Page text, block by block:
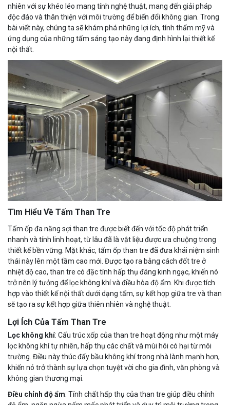
nhiên với sự khéo léo mang tính nghệ thuật, mang đến giải pháp
độc đáo và thân thiện với môi trường để biến đổi không gian. Trong
bài viết này, chúng ta sẽ khám phá những lợi ích, tính thẩm mỹ và
ứng dụng của những tấm sáng tạo này đang định hình lại thiết kế
nội thất.
Tìm Hiểu Về Tấm Than Tre
Tấm ốp đa năng sợi than tre được biết đến với tốc độ phát triển
nhanh và tính linh hoạt, từ lâu đã là vật liệu được ưa chuộng trong
thiết kế bền vững. Mặt khác, tấm ốp than tre đã đưa khái niệm sinh
thái này lên một tầm cao mới. Được tạo ra bằng cách đốt tre ở
nhiệt độ cao, than tre có đặc tính hấp thụ đáng kinh ngạc, khiến nó
trở nên lý tưởng để lọc không khí và điều hòa độ ẩm. Khi được tích
hợp vào thiết kế nội thất dưới dạng tấm, sự kết hợp giữa tre và than
sẽ tạo ra sự kết hợp giữa thiên nhiên và nghệ thuật.
Lợi Ích Của Tấm Than Tre
Lọc không khí: Cấu trúc xốp của than tre hoạt động như một máy
lọc không khí tự nhiên, hấp thụ các chất và mùi hôi có hại từ môi
trường. Điều này thúc đẩy bầu không khí trong nhà lành mạnh hơn,
khiến nó trở thành sự lựa chọn tuyệt vời cho gia đình, văn phòng và
không gian thương mại.
Điều chỉnh độ ẩm: Tính chất hấp thụ của than tre giúp điều chỉnh